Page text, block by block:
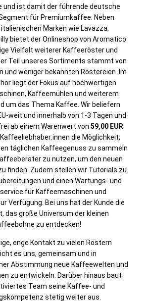
und ist damit der führende deutsche
für Premiumkaffee. Neben
Marken wie Lavazza,
bietet der Onlineshop von Aromatico
Vielfalt weiterer Kaffeeröster und
Teil unseres Sortiments stammt von
und weniger bekannten Röstereien. Im
liegt der Fokus auf hochwertigen
Kaffeemühlen und weiterem
um das Thema Kaffee. Wir beliefern
weit und innerhalb von 1-3 Tagen und
ab einem Warenwert von 59,00 EUR
die Möglichkeit,
täglichen Kaffeegenuss zu sammeln
zu nutzen, um den neuen
finden. Zudem stellen wir Tutorials zu
und einen Wartungs- und
für Kaffeemaschinen und
Verfügung. Bei uns hat der Kunde die
das große Universum der kleinen
zu entdecken!
enge Kontakt zu vielen Röstern
es uns, gemeinsam und in
Abstimmung neue Kaffeewelten und
zu entwickeln. Darüber hinaus baut
Team seine Kaffee- und
stetig weiter aus.